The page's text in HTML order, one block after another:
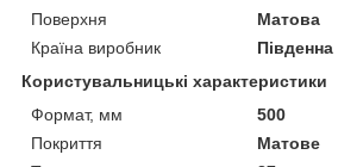
Поверхня
Матова
Країна виробник
Користувальницькі характеристики
Формат, мм
500
Покриття
Матове